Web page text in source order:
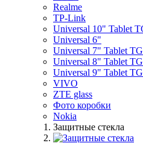
Realme
TP-Link
Universal 10" Tablet
Universal 6"
Universal 7" Tablet TG
Universal 8" Tablet
Universal 9" Tablet
VIVO
ZTE glass
Фото коробки
Nokia
Защитные стекла